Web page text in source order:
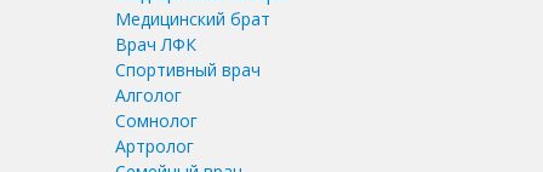
Медицинский брат
Врач ЛФК
Спортивный врач
Алголог
Сомнолог
Артролог